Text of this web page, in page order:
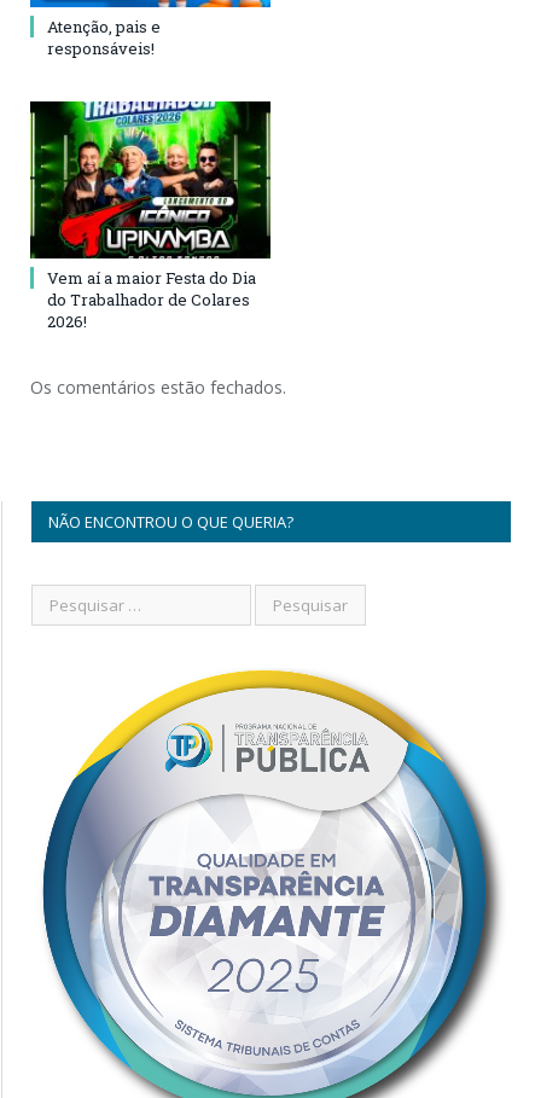
Atenção, pais e
responsáveis!
Vem aí a maior Festa do Dia
do Trabalhador de Colares
2026!
Os comentários estão fechados.
NÃO ENCONTROU O QUE QUERIA?